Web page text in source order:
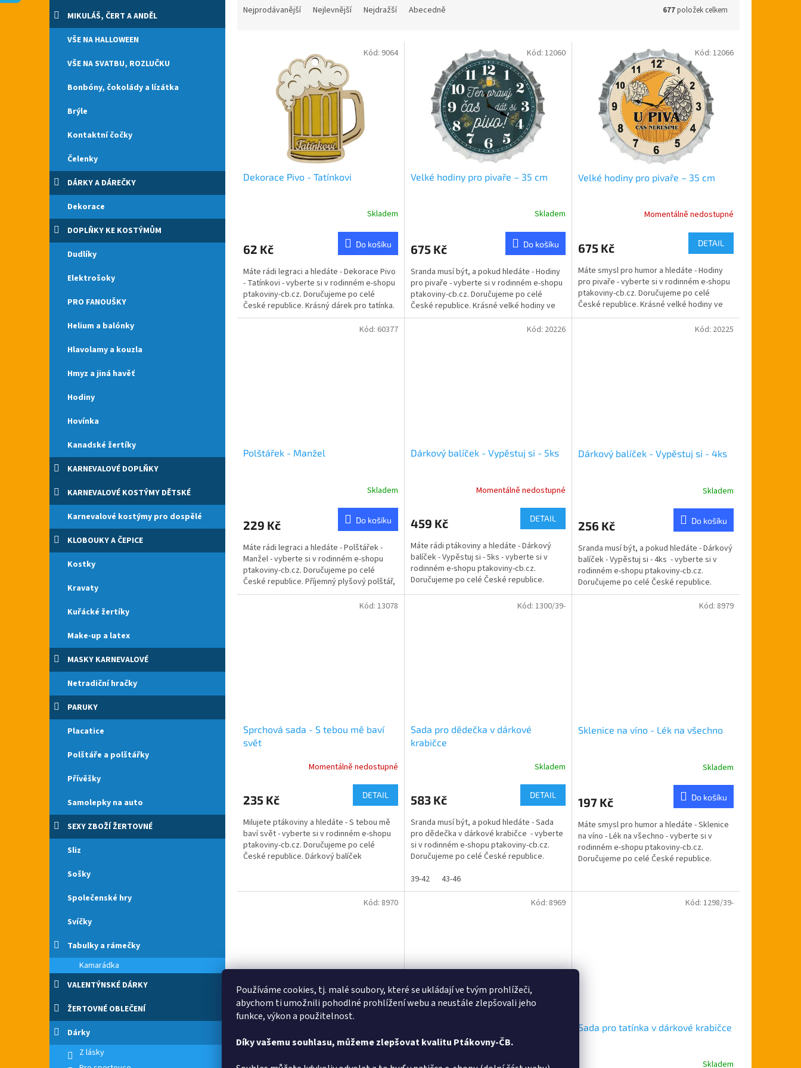
Používáme cookies, tj. malé soubory, které se ukládají ve tvým prohlížeči,
abychom ti umožnili pohodlné prohlížení webu a neustále zlepšovali jeho
funkce, výkon a použitelnost.
Díky vašemu souhlasu, můžeme zlepšovat kvalitu Ptákovny-ČB.
e
l
MIKULÁŠ, ČERT A ANDĚL
VŠE NA HALLOWEEN
VŠE NA SVATBU, ROZLUČKU
Bonbóny, čokolády a lízátka
Brýle
Kontaktní čočky
Čelenky
DÁRKY A DÁREČKY
Dekorace
DOPLŇKY KE KOSTÝMŮM
Dudlíky
Elektrošoky
PRO FANOUŠKY
Helium a balónky
Hlavolamy a kouzla
Hmyz a jiná havěť
Hodiny
Hovínka
Kanadské žertíky
KARNEVALOVÉ DOPLŇKY
KARNEVALOVÉ KOSTÝMY DĚTSKÉ
Karnevalové kostýmy pro dospělé
KLOBOUKY A ČEPICE
Kostky
Kravaty
Kuřácké žertíky
Make-up a latex
MASKY KARNEVALOVÉ
Netradiční hračky
PARUKY
Placatice
Polštáře a polštářky
Přívěšky
Samolepky na auto
SEXY ZBOŽÍ ŽERTOVNÉ
Sliz
Sošky
Společenské hry
Svíčky
Tabulky a rámečky
Kamarádka
VALENTÝNSKÉ DÁRKY
ŽERTOVNÉ OBLEČENÍ
Dárky
Z lásky
Nejprodávanější Nejlevnější Nejdražší Abecedně 677položek celkem
Dekorace Pivo - Tatínkovi
Skladem
62 Kč Do košíku
Máte rádi legraci a hledáte - Dekorace Pivo
- Tatínkovi - vyberte si v rodinném e-shopu
ptakoviny-cb.cz. Doručujeme po celé
České republice. Krásný dárek pro tatínka.
Pivo si...
Kód: 9064
Velké hodiny pro pivaře – 35 cm
Skladem
675 Kč Do košíku
Sranda musí být, a pokud hledáte - Hodiny
pro pivaře - vyberte si v rodinném e-shopu
ptakoviny-cb.cz. Doručujeme po celé
České republice. Krásné velké hodiny ve
tvaru zátky....
Kód: 12060
Velké hodiny pro pivaře – 35 cm
je
z
5
hvězdiček.
Momentálně nedostupné
675 Kč DETAIL
Máte smysl pro humor a hledáte - Hodiny
pro pivaře - vyberte si v rodinném e-shopu
ptakoviny-cb.cz. Doručujeme po celé
České republice. Krásné velké hodiny ve
tvaru zátky....
Kód: 12066
Polštářek - Manžel
je
z
5
hvězdiček.
Skladem
229 Kč Do košíku
Máte rádi legraci a hledáte - Polštářek -
Manžel - vyberte si v rodinném e-shopu
ptakoviny-cb.cz. Doručujeme po celé
České republice. Příjemný plyšový polštář,
je osvědčeným...
Kód: 60377
Dárkový balíček - Vypěstuj si - 5ks
je
z
5
hvězdiček.
Momentálně nedostupné
459 Kč DETAIL
Máte rádi ptákoviny a hledáte - Dárkový
balíček - Vypěstuj si - 5ks - vyberte si v
rodinném e-shopu ptakoviny-cb.cz.
Doručujeme po celé České republice.
Dárkový balíček...
Kód: 20226
Dárkový balíček - Vypěstuj si - 4ks
je
z
5
hvězdiček.
Skladem
256 Kč Do košíku
Sranda musí být, a pokud hledáte - Dárkový
balíček - Vypěstuj si - 4ks - vyberte si v
rodinném e-shopu ptakoviny-cb.cz.
Doručujeme po celé České republice.
Dárkový...
Kód: 20225
Sprchová sada - S tebou mě baví
svět
je
z
5
hvězdiček.
Momentálně nedostupné
235 Kč DETAIL
Milujete ptákoviny a hledáte - S tebou mě
baví svět - vyberte si v rodinném e-shopu
ptakoviny-cb.cz. Doručujeme po celé
České republice. Dárkový balíček
Kód: 13078
Sada pro dědečka v dárkové
krabičce
je
z
5
hvězdiček.
Skladem
583 Kč DETAIL
Sranda musí být, a pokud hledáte - Sada
pro dědečka v dárkové krabičce - vyberte
si v rodinném e-shopu ptakoviny-cb.cz.
Doručujeme po celé České republice.
39-42
43-46
Kód: 1300/39-
Sklenice na víno - Lék na všechno
je
z
5
hvězdiček.
Skladem
197 Kč Do košíku
Máte smysl pro humor a hledáte - Sklenice
na víno - Lék na všechno - vyberte si v
rodinném e-shopu ptakoviny-cb.cz.
Doručujeme po celé České republice.
Kód: 8979
Skladem
Kód: 8970
Průměrné
Skladem
Kód: 8969
Sada pro tatínka v dárkové krabičce
Skladem
Kód: 1298/39-